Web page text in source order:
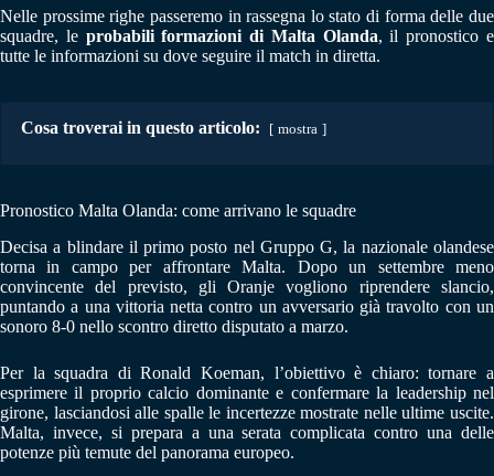
Nelle prossime righe passeremo in rassegna lo stato di forma delle due
squadre, le probabili formazioni di Malta Olanda, il pronostico e
tutte le informazioni su dove seguire il match in diretta.
Cosa troverai in questo articolo: mostra
Pronostico Malta Olanda: come arrivano le squadre
Decisa a blindare il primo posto nel Gruppo G, la nazionale olandese
torna in campo per affrontare Malta. Dopo un settembre meno
convincente del previsto, gli Oranje vogliono riprendere slancio,
puntando a una vittoria netta contro un avversario già travolto con un
sonoro 8-0 nello scontro diretto disputato a marzo.
Per la squadra di Ronald Koeman, l’obiettivo è chiaro: tornare a
esprimere il proprio calcio dominante e confermare la leadership nel
girone, lasciandosi alle spalle le incertezze mostrate nelle ultime uscite.
Malta, invece, si prepara a una serata complicata contro una delle
potenze più temute del panorama europeo.